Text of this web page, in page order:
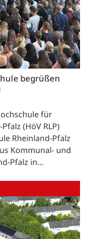
begrüßen
für
(HöV RLP)
Rheinland-Pfalz
Kommunal- und
Pfalz in…